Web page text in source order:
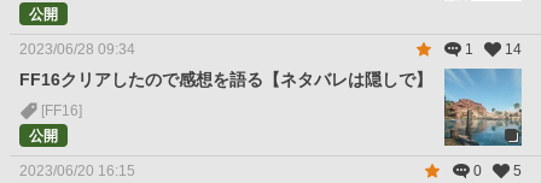
公開
2023/06/28 09:34 1 14
FF16クリアしたので感想を語る【ネタバレは隠しで】
[FF16]
公開
2023/06/20 16:15 0 5